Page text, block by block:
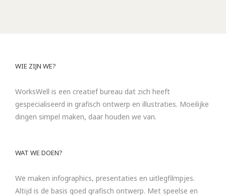
WIE ZIJN WE?
WorksWell is een creatief bureau dat zich heeft
gespecialiseerd in grafisch ontwerp en illustraties. Moeilijke
dingen simpel maken, daar houden we van.
WAT WE DOEN?
We maken infographics, presentaties en uitlegfilmpjes.
Altijd is de basis goed grafisch ontwerp. Met speelse en